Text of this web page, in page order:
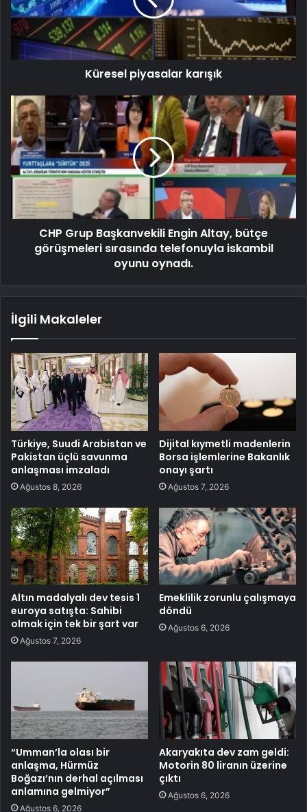
Küresel piyasalar karışık
CHP Grup Başkanvekili Engin Altay, bütçe
görüşmeleri sırasında telefonuyla iskambil
oyunu oynadı.
İlgili Makaleler
Türkiye, Suudi Arabistan ve
Pakistan üçlü savunma
anlaşması imzaladı
Ağustos 8, 2026
Dijital kıymetli madenlerin
Borsa işlemlerine Bakanlık
onayı şartı
Ağustos 7, 2026
Altın madalyalı dev tesis 1
euroya satışta: Sahibi
olmak için tek bir şart var
Ağustos 7, 2026
Emeklilik zorunlu çalışmaya
döndü
Ağustos 6, 2026
“Umman’la olası bir
anlaşma, Hürmüz
Boğazı’nın derhal açılması
anlamına gelmiyor”
Ağustos 6, 2026
Akaryakıta dev zam geldi:
Motorin 80 liranın üzerine
çıktı
Ağustos 6, 2026